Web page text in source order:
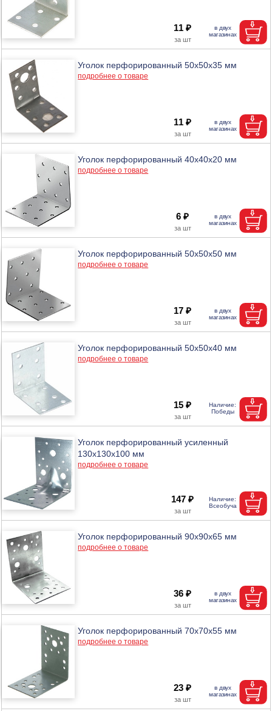
11 ₽
Уголок перфорированный 50х50х35 мм
подробнее о товаре
11 ₽
Уголок перфорированный 40х40х20 мм
подробнее о товаре
6 ₽
Уголок перфорированный 50х50х50 мм
подробнее о товаре
17 ₽
Уголок перфорированный 50х50х40 мм
подробнее о товаре
15 ₽
Уголок перфорированный усиленный
130х130х100 мм
подробнее о товаре
147 ₽
Уголок перфорированный 90х90х65 мм
подробнее о товаре
36 ₽
Уголок перфорированный 70х70х55 мм
подробнее о товаре
23 ₽